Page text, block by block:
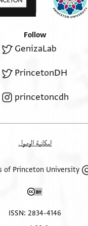
Follow
GenizaLab
PrincetonDH
princetoncdh
إمكانية الوصول
ISSN: 2834-4146